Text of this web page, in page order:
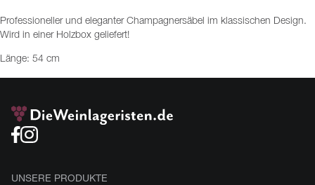
Professioneller und eleganter Champagnersäbel im klassischen Design.
Wird in einer Holzbox geliefert!
Länge: 54 cm
UNSERE PRODUKTE